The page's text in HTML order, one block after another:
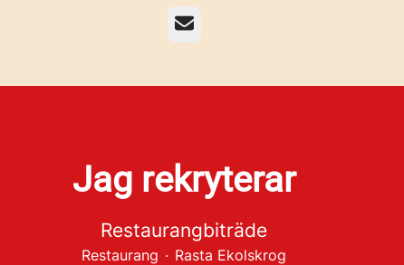
E-post
Jag rekryterar
Restaurangbiträde
Restaurang · Rasta Ekolskrog